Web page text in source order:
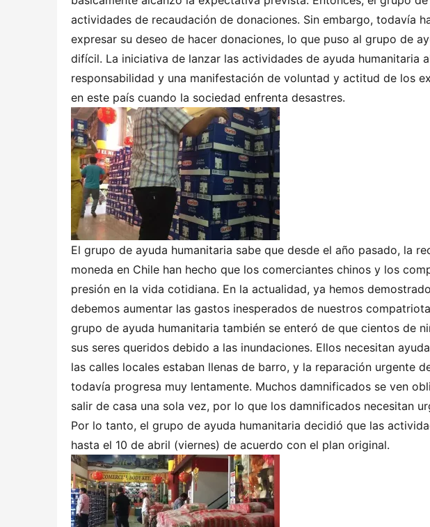
actividades de recaudación de donaciones. Sin embargo, todavía
expresar su deseo de hacer donaciones, lo que puso al grupo de
difícil. La iniciativa de lanzar las actividades de ayuda humanitaria
responsabilidad y una manifestación de voluntad y actitud de los
en este país cuando la sociedad enfrenta desastres.
El grupo de ayuda humanitaria sabe que desde el año pasado, la
moneda en Chile han hecho que los comerciantes chinos y los
presión en la vida cotidiana. En la actualidad, ya hemos
debemos aumentar las gastos inesperados de nuestros
grupo de ayuda humanitaria también se enteró de que cientos de
sus seres queridos debido a las inundaciones. Ellos necesitan
las calles locales estaban llenas de barro, y la reparación urgente
todavía progresa muy lentamente. Muchos damnificados se ven
salir de casa una sola vez, por lo que los damnificados necesitan
Por lo tanto, el grupo de ayuda humanitaria decidió que las
hasta el 10 de abril (viernes) de acuerdo con el plan original.